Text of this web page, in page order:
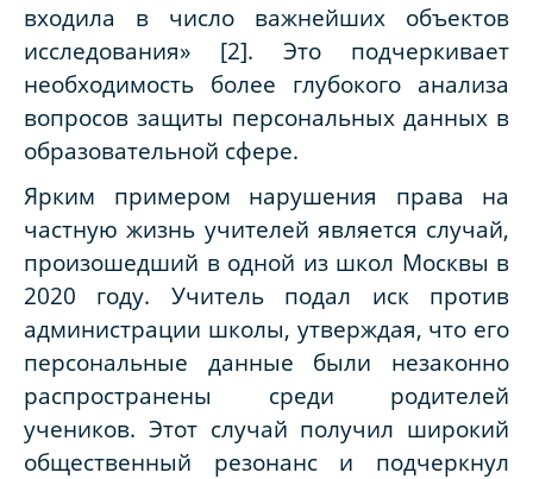
входила в число важнейших объектов
исследования» [2]. Это подчеркивает
необходимость более глубокого анализа
вопросов защиты персональных данных в
образовательной сфере.
Ярким примером нарушения права на
частную жизнь учителей является случай,
произошедший в одной из школ Москвы в
2020 году. Учитель подал иск против
администрации школы, утверждая, что его
персональные данные были незаконно
распространены среди родителей
учеников. Этот случай получил широкий
общественный резонанс и подчеркнул